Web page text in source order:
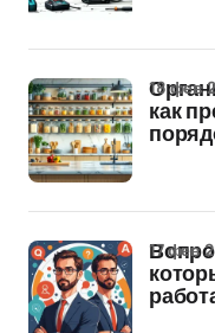
как
18 фев
17 фев